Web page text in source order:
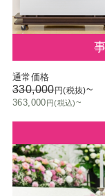
通常価格
330,000円(税抜)~
363,000円(税込)~